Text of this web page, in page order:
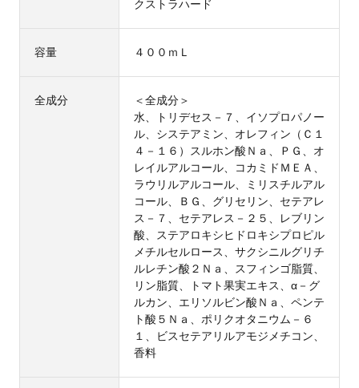
クストラハード
容量 ４００ｍＬ
全成分
＜全成分＞
水、トリデセス－７、イソプロパノー
ル、システアミン、オレフィン（Ｃ１
４－１６）スルホン酸Ｎａ、ＰＧ、オ
レイルアルコール、コカミドＭＥＡ、
ラウリルアルコール、ミリスチルアル
コール、ＢＧ、グリセリン、セテアレ
ス－７、セテアレス－２５、レブリン
酸、ステアロキシヒドロキシプロピル
メチルセルロース、サクシニルグリチ
ルレチン酸２Ｎａ、スフィンゴ脂質、
リン脂質、トマト果実エキス、α－グ
ルカン、エリソルビン酸Ｎａ、ペンテ
ト酸５Ｎａ、ポリクオタニウム－６
１、ビスセテアリルアモジメチコン、
香料